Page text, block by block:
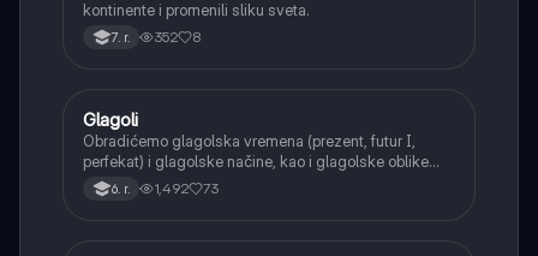
kontinente i promenili sliku sveta.
7. r. 352 8
Srpski jezik
Glagoli
Obradićemo glagolska vremena (prezent, futur I,
perfekat) i glagolske načine, kao i glagolske oblike
(infinitiv, glagolski pridevi i prilozi) i glagolski vid
(svršeni i nesvršeni).
6. r. 1,492 73